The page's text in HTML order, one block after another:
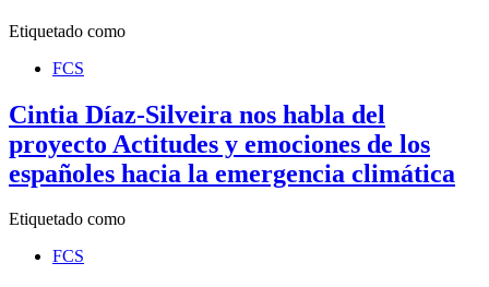
Etiquetado como
FCS
Cintia Díaz-Silveira nos habla del
proyecto Actitudes y emociones de los
españoles hacia la emergencia climática
Etiquetado como
FCS